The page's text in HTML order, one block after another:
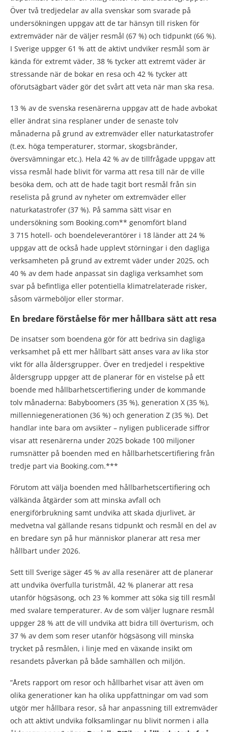
Över två tredjedelar av alla svenskar som svarade på
undersökningen uppgav att de tar hänsyn till risken för
extremväder när de väljer resmål (67 %) och tidpunkt (66 %).
I Sverige uppger 61 % att de aktivt undviker resmål som är
kända för extremt väder, 38 % tycker att extremt väder är
stressande när de bokar en resa och 42 % tycker att
oförutsägbart väder gör det svårt att veta när man ska resa.
13 % av de svenska resenärerna uppgav att de hade avbokat
eller ändrat sina resplaner under de senaste tolv
månaderna på grund av extremväder eller naturkatastrofer
(t.ex. höga temperaturer, stormar, skogsbränder,
översvämningar etc.). Hela 42 % av de tillfrågade uppgav att
vissa resmål hade blivit för varma att resa till när de ville
besöka dem, och att de hade tagit bort resmål från sin
reselista på grund av nyheter om extremväder eller
naturkatastrofer (37 %). På samma sätt visar en
undersökning som Booking.com** genomfört bland
3 715 hotell- och boendeleverantörer i 18 länder att 24 %
uppgav att de också hade upplevt störningar i den dagliga
verksamheten på grund av extremt väder under 2025, och
40 % av dem hade anpassat sin dagliga verksamhet som
svar på befintliga eller potentiella klimatrelaterade risker,
såsom värmeböljor eller stormar.
En bredare förståelse för mer hållbara sätt att resa
De insatser som boendena gör för att bedriva sin dagliga
verksamhet på ett mer hållbart sätt anses vara av lika stor
vikt för alla åldersgrupper. Över en tredjedel i respektive
åldersgrupp uppger att de planerar för en vistelse på ett
boende med hållbarhetscertifiering under de kommande
tolv månaderna: Babyboomers (35 %), generation X (35 %),
millenniegenerationen (36 %) och generation Z (35 %). Det
handlar inte bara om avsikter – nyligen publicerade siffror
visar att resenärerna under 2025 bokade 100 miljoner
rumsnätter på boenden med en hållbarhetscertifiering från
tredje part via Booking.com.***
Förutom att välja boenden med hållbarhetscertifiering och
välkända åtgärder som att minska avfall och
energiförbrukning samt undvika att skada djurlivet, är
medvetna val gällande resans tidpunkt och resmål en del av
en bredare syn på hur människor planerar att resa mer
hållbart under 2026.
Sett till Sverige säger 45 % av alla resenärer att de planerar
att undvika överfulla turistmål, 42 % planerar att resa
utanför högsäsong, och 23 % kommer att söka sig till resmål
med svalare temperaturer. Av de som väljer lugnare resmål
uppger 28 % att de vill undvika att bidra till överturism, och
37 % av dem som reser utanför högsäsong vill minska
trycket på resmålen, i linje med en växande insikt om
resandets påverkan på både samhällen och miljön.
”Årets rapport om resor och hållbarhet visar att även om
olika generationer kan ha olika uppfattningar om vad som
utgör mer hållbara resor, så har anpassning till extremväder
och att aktivt undvika folksamlingar nu blivit normen i alla